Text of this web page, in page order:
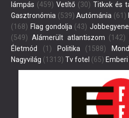
lámpás (459) Vetítő (30) Titkok és
Gasztronómia (539) Autómánia (61)
(168) Flag gondolja (43)
(549) Alámerült atlantiszom (142)
Életmód
(1) Politika(1588)
Nagyvilág (1313) Tv fotel (65)